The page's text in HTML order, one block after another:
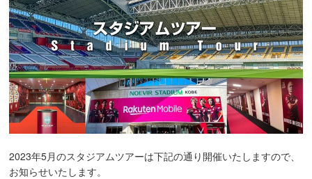
2023年5月のスタジアムツアーは下記の通り開催いたしますので、
お知らせいたします。